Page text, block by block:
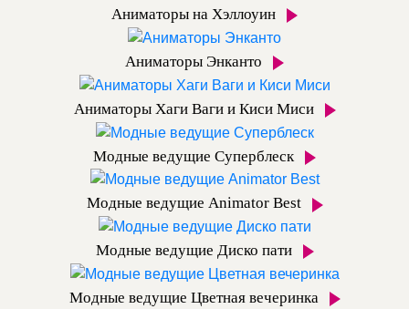
Аниматоры на Хэллоуин
Аниматоры Энканто
Аниматоры Хаги Ваги и Киси Миси
Модные ведущие Суперблеск
Модные ведущие Animator Best
Модные ведущие Диско пати
Модные ведущие Цветная вечеринка